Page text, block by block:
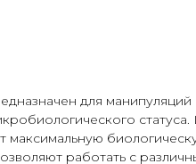
для манипуляций
статуса.
максимальную
работать с